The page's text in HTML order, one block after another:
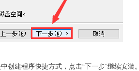
创建程序快捷方式，点击“下一步”继续安装。